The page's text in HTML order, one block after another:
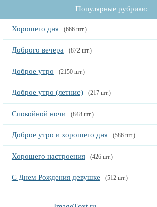
Популярные рубрики:
Хорошего дня (666 шт.)
Доброго вечера (872 шт.)
Доброе утро (2150 шт.)
Доброе утро (летние) (217 шт.)
Спокойной ночи (848 шт.)
Доброе утро и хорошего дня (586 шт.)
Хорошего настроения (426 шт.)
С Днем Рождения девушке (512 шт.)